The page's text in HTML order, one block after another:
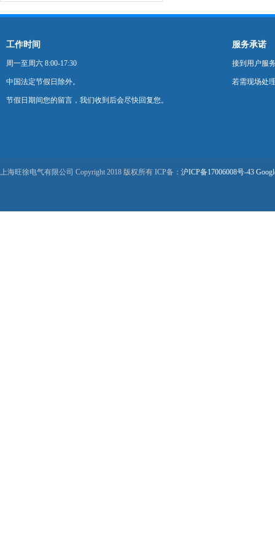
工作时间
周一至周六 8:00-17:30
中国法定节假日除外。
节假日期间您的留言，我们收到后会尽快回复您。
服务承诺
接到用户服
若需现场处
上海旺徐电气有限公司 Copyright 2018 版权所有 ICP备： 沪ICP备17006008号-43